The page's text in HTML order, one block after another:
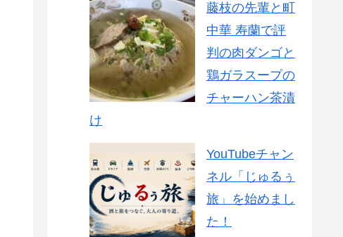
藤枝の先輩と町
中華 寿蘭で評
判の肉ダンゴと
鶏ガラスープの
チャーハン茶漬
け
YouTubeチャン
ネル「じゅるぅ
旅」を始めまし
た！